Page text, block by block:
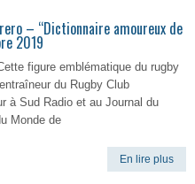
– “Dictionnaire amoureux de
2019
figure emblématique du rugby
du Rugby Club
à Sud Radio et au Journal du
Monde de
En lire plus